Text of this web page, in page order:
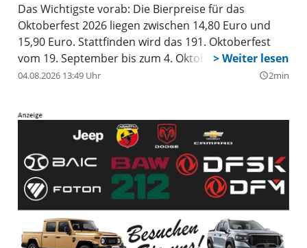
Das Wichtigste vorab: Die Bierpreise für das
Oktoberfest 2026 liegen zwischen 14,80 Euro und
15,90 Euro. Stattfinden wird das 191. Oktoberfest
vom 19. September bis zum 4. Oktober.
04.08.2026 13:49 Uhr query_builder2min